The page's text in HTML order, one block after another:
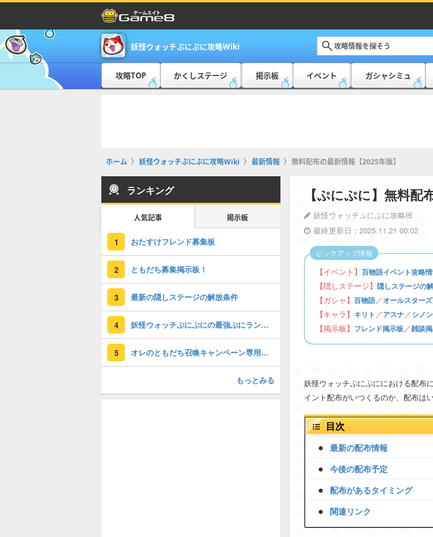
妖怪ウォッチぷにぷに攻略Wiki
攻略TOP かくしステージ 掲示板 イベント ガシャシミュ
ホーム 妖怪ウォッチぷにぷに攻略Wiki 最新情報 無料配布の最新情報【2025年版】
【ぷにぷに】無料配
妖怪ウォッチぷにぷに攻略班
最終更新日：2025.11.21 00:02
【イベント】 百物語イベント攻略
【隠しステージ】 隠しステージの
【ガシャ】 百物語／オールスター
【キャラ】 キリト ／アスナ／シノン
【掲示板】 フレンド掲示板／雑談
ピックアップ情報
妖怪ウォッチぷにぷににおける配布
イント配布がいつくるのか、配布は
目次
最新の配布情報
今後の配布予定
配布があるタイミング
関連リンク
ランキング
人気記事 掲示板
1 おたすけフレンド募集板
2 ともだち募集掲示板！
3 最新の隠しステージの解放条件
4 妖怪ウォッチぷにぷにの最強ぷにランキング！
5 オレのともだち召喚キャンペーン専用掲示板
もっとみる